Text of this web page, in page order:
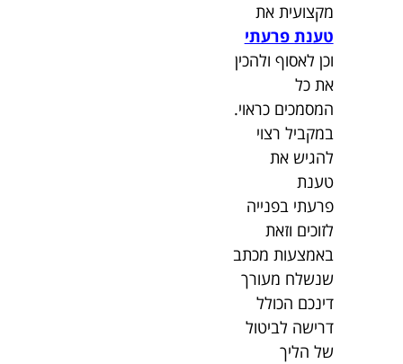
מקצועית את
טענת פרעתי
וכן לאסוף ולהכין
את כל
המסמכים כראוי.
במקביל רצוי
להגיש את
טענת
פרעתי בפנייה
לזוכים וזאת
באמצעות מכתב
שנשלח מעורך
דינכם הכולל
דרישה לביטול
של הליך